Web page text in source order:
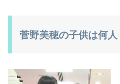
菅野美穂の子供は何